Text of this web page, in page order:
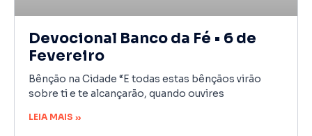
Devocional Banco da Fé • 6 de
Fevereiro
Bênção na Cidade “E todas estas bênçãos virão
sobre ti e te alcançarão, quando ouvires
LEIA MAIS »